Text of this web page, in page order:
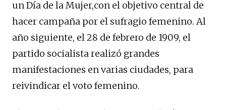
un Día de la Mujer,con el objetivo central de
hacer campaña por el sufragio femenino. Al
año siguiente, el 28 de febrero de 1909, el
partido socialista realizó grandes
manifestaciones en varias ciudades, para
reivindicar el voto femenino.